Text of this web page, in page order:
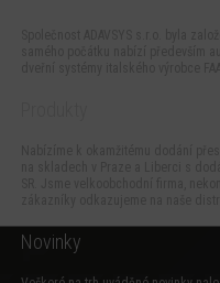
Novinky